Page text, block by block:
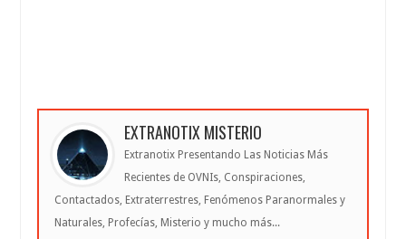
EXTRANOTIX MISTERIO
Extranotix Presentando Las Noticias Más
Recientes de OVNIs, Conspiraciones,
Contactados, Extraterrestres, Fenómenos Paranormales y
Naturales, Profecías, Misterio y mucho más...